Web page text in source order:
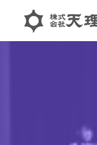
ン
ー